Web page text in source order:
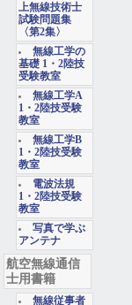
上無線技術士
試験問題集
〈第2集〉
無線工学の
基礎 1・2陸技
受験教室
無線工学A
1・2陸技受験
教室
無線工学B
1・2陸技受験
教室
電波法規
1・2陸技受験
教室
写真で学ぶ
アンテナ
航空無線通信
士用書籍
無線従事者